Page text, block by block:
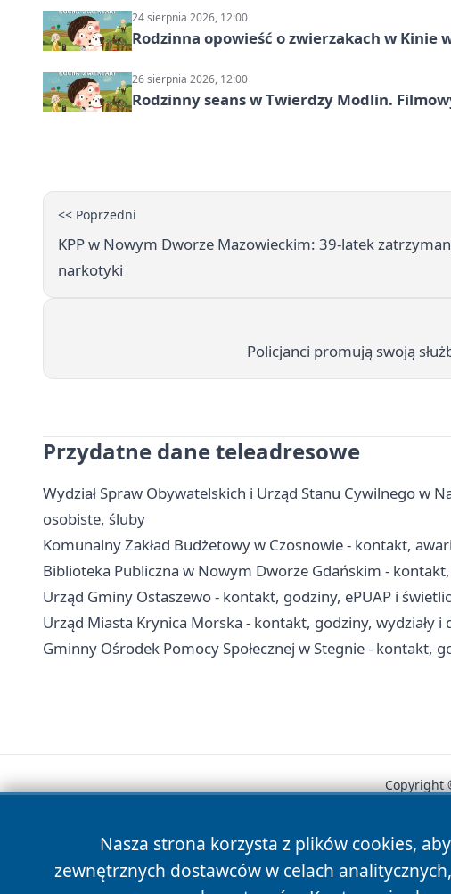
24 sierpnia 2026, 12:00
Rodzinna opowieść o zwierzakach w Kinie
26 sierpnia 2026, 12:00
Rodzinny seans w Twierdzy Modlin.
<< Poprzedni
KPP w Nowym Dworze Mazowieckim: 39-latek
narkotyki
Policjanci promują swoją
Przydatne dane teleadresowe
Wydział Spraw Obywatelskich i Urząd Stanu Cywilnego w
osobiste, śluby
Komunalny Zakład Budżetowy w Czosnowie - kontakt,
Biblioteka Publiczna w Nowym Dworze Gdańskim -
Urząd Gminy Ostaszewo - kontakt, godziny, ePUAP i
Urząd Miasta Krynica Morska - kontakt, godziny, wydziały i
Gminny Ośrodek Pomocy Społecznej w Stegnie - kontakt,
Nasza strona korzysta z plików cookies,
zewnętrznych dostawców w celach
Copyright
News